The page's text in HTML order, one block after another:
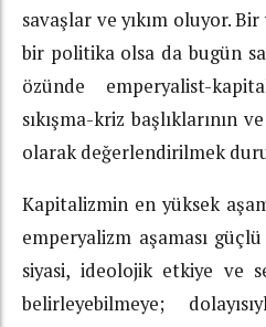
savaşlar ve yıkım oluyor.
bir politika olsa da bugün
özünde emperyalist-
sıkışma-kriz başlıklarının
olarak değerlendirilmek
Kapitalizmin en yüksek
emperyalizm aşaması
siyasi, ideolojik etkiye ve
belirleyebilmeye;